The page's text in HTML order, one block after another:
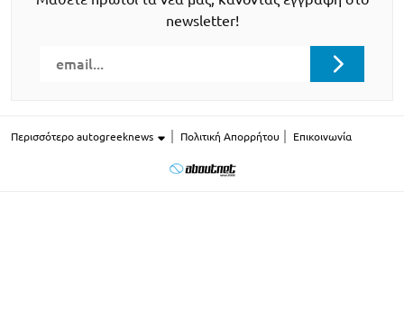
newsletter!
Περισσότερο autogreeknews Πολιτική Απορρήτου Επικοινωνία